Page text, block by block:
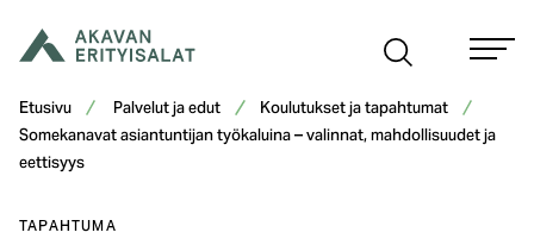
sisältöön
Etusivu Palvelut ja edut
Koulutukset ja tapahtumat
Somekanavat asiantuntijan työkaluina – valinnat, mahdollisuudet ja
eettisyys
TAPAHTUMA